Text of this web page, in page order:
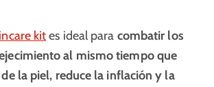
kites ideal para combatir los
al mismo tiempo que
la piel, reduce la inflación y la